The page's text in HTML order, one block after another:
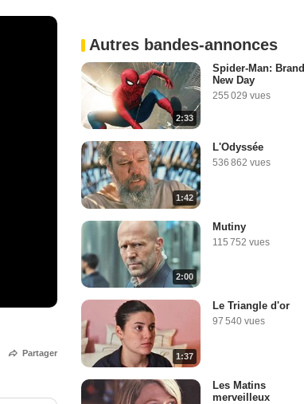
Partager
Autres bandes-annonces
2:33
Spider-Man: Brand
New Day
255 029 vues
1:42
L'Odyssée
536 862 vues
2:00
Mutiny
115 752 vues
1:37
Le Triangle d'or
97 540 vues
Les Matins
merveilleux